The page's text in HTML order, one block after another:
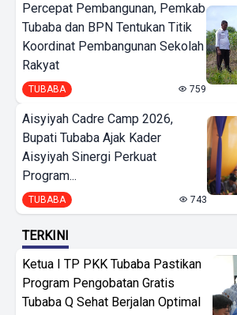
Percepat Pembangunan, Pemkab
Tubaba dan BPN Tentukan Titik
Koordinat Pembangunan Sekolah
Rakyat
TUBABA 759
Aisyiyah Cadre Camp 2026,
Bupati Tubaba Ajak Kader
Aisyiyah Sinergi Perkuat
Program...
TUBABA 743
TERKINI
Ketua I TP PKK Tubaba Pastikan
Program Pengobatan Gratis
Tubaba Q Sehat Berjalan Optimal